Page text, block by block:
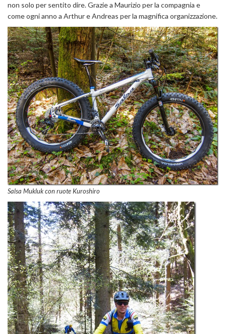
non solo per sentito dire. Grazie a Maurizio per la compagnia e
come ogni anno a Arthur e Andreas per la magnifica organizzazione.
Salsa Mukluk con ruote Kuroshiro